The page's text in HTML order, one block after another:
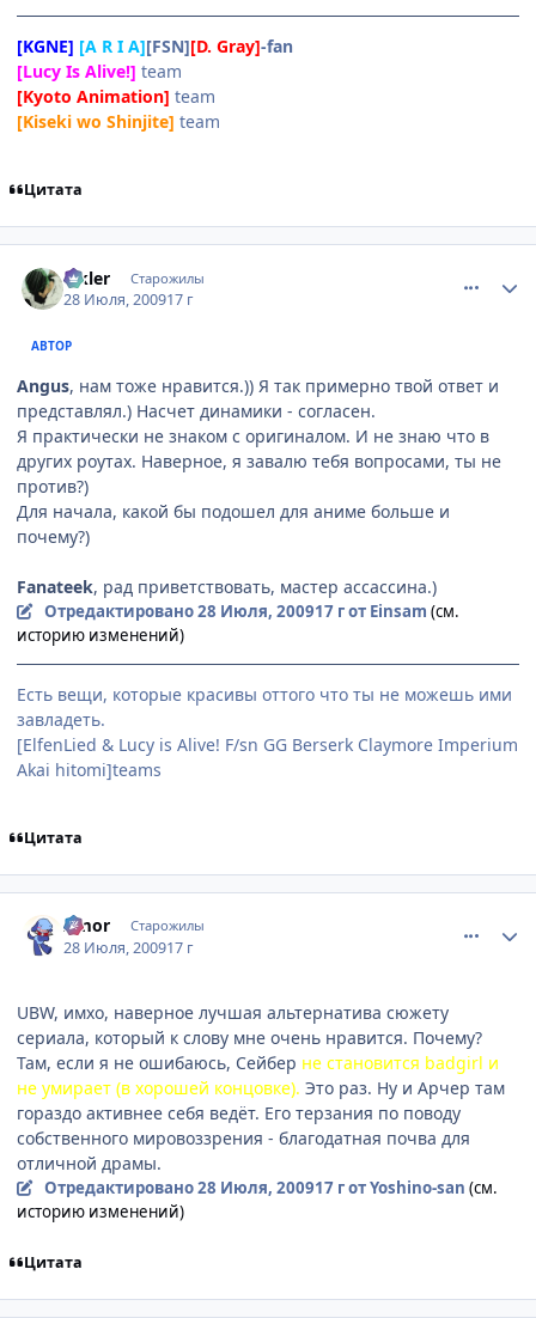
[KGNE] [A R I A][FSN][D. Gray]-fan
[Lucy Is Alive!] team
[Kyoto Animation] team
[Kiseki wo Shinjite] team
Цитата
Elkler Старожилы
28 Июля, 200917 г
АВТОР
Angus, нам тоже нравится.)) Я так примерно твой ответ и
представлял.) Насчет динамики - согласен.
Я практически не знаком с оригиналом. И не знаю что в
других роутах. Наверное, я завалю тебя вопросами, ты не
против?)
Для начала, какой бы подошел для аниме больше и
почему?)
Fanateek, рад приветствовать, мастер ассассина.)
Отредактировано28 Июля, 200917 гот Einsam (см.
историю изменений)
Есть вещи, которые красивы оттого что ты не можешь ими
завладеть.
[ElfenLied & Lucy is Alive! F/sn GG Berserk Claymore Imperium
Akai hitomi]teams
Цитата
Amor Старожилы
28 Июля, 200917 г
UBW, имхо, наверное лучшая альтернатива сюжету
сериала, который к слову мне очень нравится. Почему?
Там, если я не ошибаюсь, Сейбер не становится badgirl и
не умирает (в хорошей концовке). Это раз. Ну и Арчер там
гораздо активнее себя ведёт. Его терзания по поводу
собственного мировоззрения - благодатная почва для
отличной драмы.
Отредактировано28 Июля, 200917 гот Yoshino-san (см.
историю изменений)
Цитата